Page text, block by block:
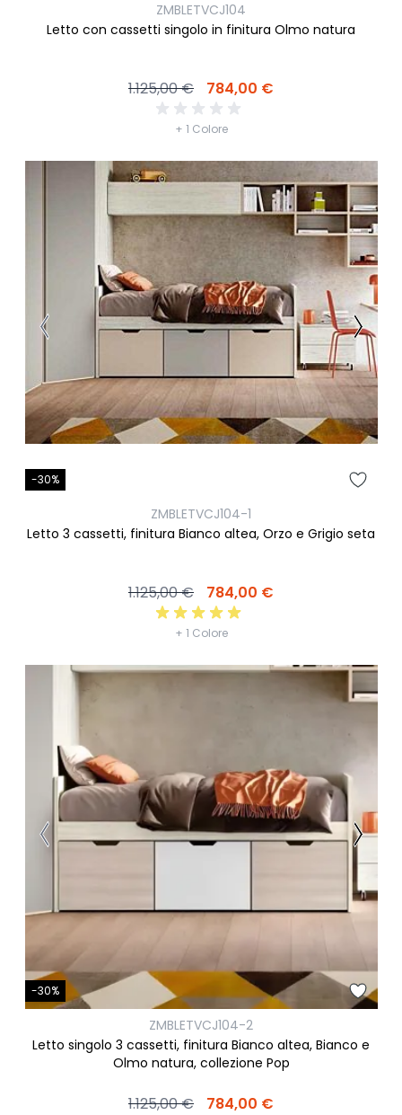
ZMBLETVCJ104
Letto con cassetti singolo in finitura Olmo natura
1.125,00 € 784,00 €
+ 1 Colore
-30%
ZMBLETVCJ104-1
Letto 3 cassetti, finitura Bianco altea, Orzo e Grigio seta
1.125,00 € 784,00 €
+ 1 Colore
-30%
ZMBLETVCJ104-2
Letto singolo 3 cassetti, finitura Bianco altea, Bianco e
Olmo natura, collezione Pop
1.125,00 € 784,00 €